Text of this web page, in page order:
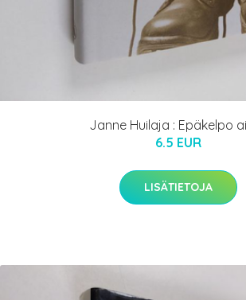
Janne Huilaja : Epäkelpo
6.5 EUR
LISÄTIETOJA